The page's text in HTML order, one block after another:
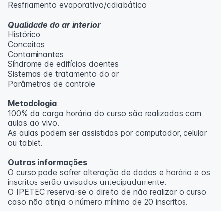
Resfriamento evaporativo/adiabático
Qualidade do ar interior
Histórico
Conceitos
Contaminantes
Síndrome de edifícios doentes
Sistemas de tratamento do ar
Parâmetros de controle
Metodologia
100% da carga horária do curso são realizadas com
aulas ao vivo.
As aulas podem ser assistidas por computador, celular
ou tablet.
Outras informações
O curso pode sofrer alteração de dados e horário e os
inscritos serão avisados ​​antecipadamente.
O IPETEC reserva-se o direito de não realizar o curso
caso não atinja o número mínimo de 20 inscritos.